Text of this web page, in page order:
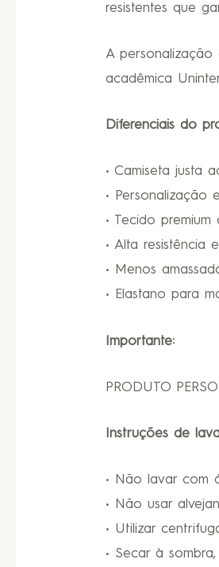
resistentes que
A
acadêmica
Diferenciais do
• Camiseta justa
• Personalização
• Tecido
• Alta resistência
• Menos
• Elastano para
Importante:
PRODUTO
Instruções de
• Não lavar com
• Não usar
• Utilizar
• Secar à